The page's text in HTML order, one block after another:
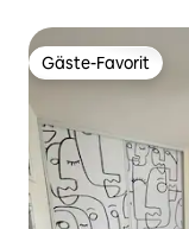
Gäste-Favorit
Gäste-Favorit